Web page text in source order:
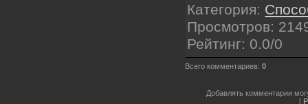
Категория:
Просмотров:
Рейтинг: 0.0/0
Всего комментариев:0
Добавлять комментарии
[